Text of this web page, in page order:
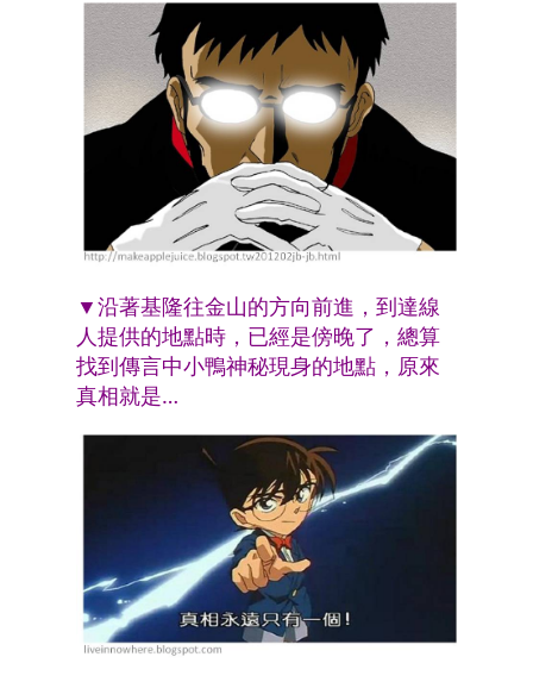
▼沿著基隆往金山的方向前進，到達線
人提供的地點時，已經是傍晚了，總算
找到傳言中小鴨神秘現身的地點，原來
真相就是…